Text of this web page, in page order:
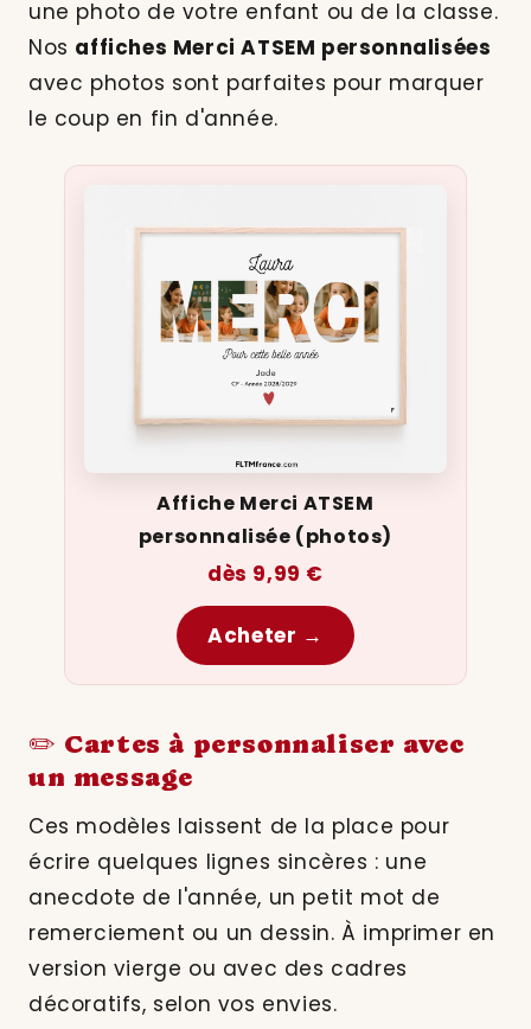
une photo de votre enfant ou de la classe.
Nos affiches Merci ATSEM personnalisées
avec photos sont parfaites pour marquer
le coup en fin d'année.
Affiche Merci ATSEM
personnalisée (photos)
dès 9,99 €
Acheter →
✏️ Cartes à personnaliser avec
un message
Ces modèles laissent de la place pour
écrire quelques lignes sincères : une
anecdote de l'année, un petit mot de
remerciement ou un dessin. À imprimer en
version vierge ou avec des cadres
décoratifs, selon vos envies.